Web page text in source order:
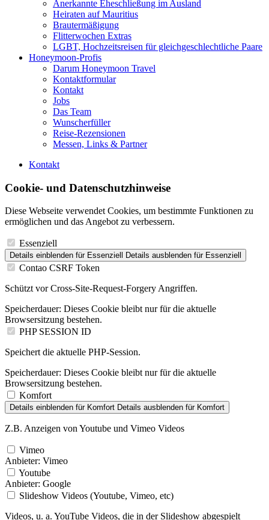
Anerkannte Eheschließung im Ausland
Heiraten auf Mauritius
Brautermäßigung
Flitterwochen Extras
LGBT, Hochzeitsreisen für gleichgeschlechtliche Paare
Honeymoon-Profis
Darum Honeymoon Travel
Kontaktformular
Kontakt
Jobs
Das Team
Wunscherfüller
Reise-Rezensionen
Messen, Links & Partner
Kontakt
Cookie- und Datenschutzhinweise
Diese Webseite verwendet Cookies, um bestimmte Funktionen zu
ermöglichen und das Angebot zu verbessern.
Essenziell
Details einblenden für Essenziell Details ausblenden für Essenziell
Contao CSRF Token
Schützt vor Cross-Site-Request-Forgery Angriffen.
Speicherdauer: Dieses Cookie bleibt nur für die aktuelle
Browsersitzung bestehen.
PHP SESSION ID
Speichert die aktuelle PHP-Session.
Speicherdauer: Dieses Cookie bleibt nur für die aktuelle
Browsersitzung bestehen.
Komfort
Details einblenden für Komfort Details ausblenden für Komfort
Z.B. Anzeigen von Youtube und Vimeo Videos
Vimeo
Anbieter: Vimeo
Youtube
Anbieter: Google
Slideshow Videos (Youtube, Vimeo, etc)
Videos, u. a. YouTube Videos, die in der Slideshow abgespielt